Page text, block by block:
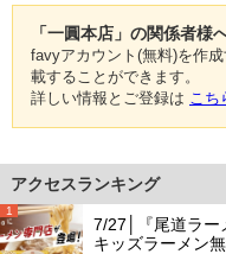
「一圓本店」の関係者様
favyアカウント(無料)を作
載することができます。
詳しい情報とご登録は こち
アクセスランキング
1
7/27│『尾道ラー
キッズラーメン